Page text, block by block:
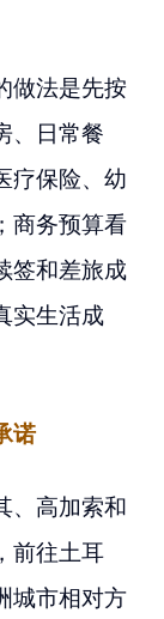
做法是先按
、日常餐
疗保险、幼
商务预算看
签和差旅成
实生活成
诺
、高加索和
前往土耳
城市相对方